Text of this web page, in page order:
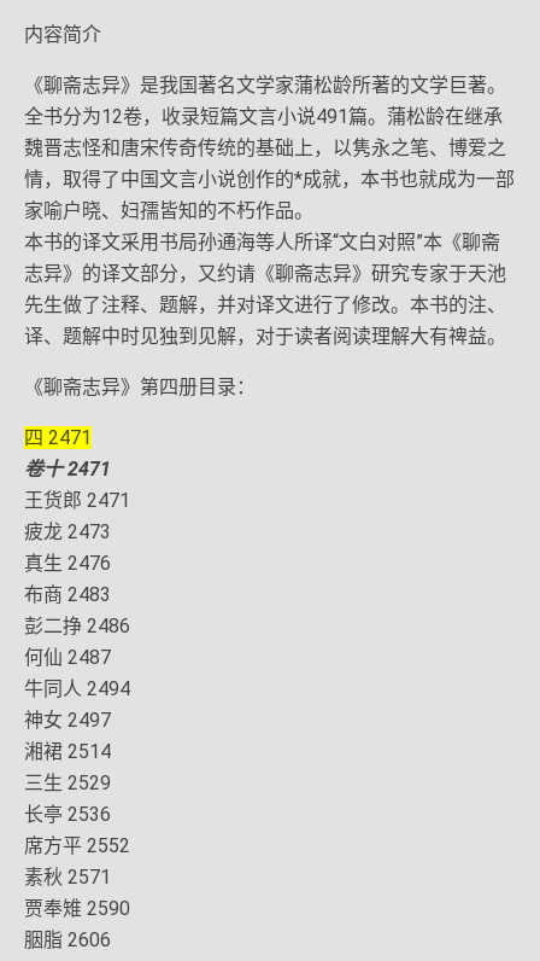
内容简介
《聊斋志异》是我国著名文学家蒲松龄所著的文学巨著。
全书分为12卷，收录短篇文言小说491篇。蒲松龄在继承
魏晋志怪和唐宋传奇传统的基础上，以隽永之笔、博爱之
情，取得了中国文言小说创作的*成就，本书也就成为一部
家喻户晓、妇孺皆知的不朽作品。
本书的译文采用书局孙通海等人所译“文白对照”本《聊斋
志异》的译文部分，又约请《聊斋志异》研究专家于天池
先生做了注释、题解，并对译文进行了修改。本书的注、
译、题解中时见独到见解，对于读者阅读理解大有禆益。
《聊斋志异》第四册目录：
四 2471
卷十 2471
王货郎 2471
疲龙 2473
真生 2476
布商 2483
彭二挣 2486
何仙 2487
牛同人 2494
神女 2497
湘裙 2514
三生 2529
长亭 2536
席方平 2552
素秋 2571
贾奉雉 2590
胭脂 2606